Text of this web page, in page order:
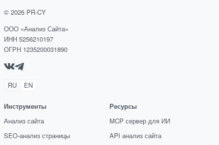
© 2026 PR-CY
ООО «Анализ Сайта»
ИНН 5256210197
ОГРН 1235200031890
RU EN
Инструменты
Анализ сайта
SEO-анализ страницы
Ресурсы
MCP сервер для ИИ
API анализ сайта